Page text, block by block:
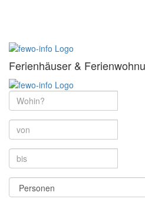
Ferienhäuser &